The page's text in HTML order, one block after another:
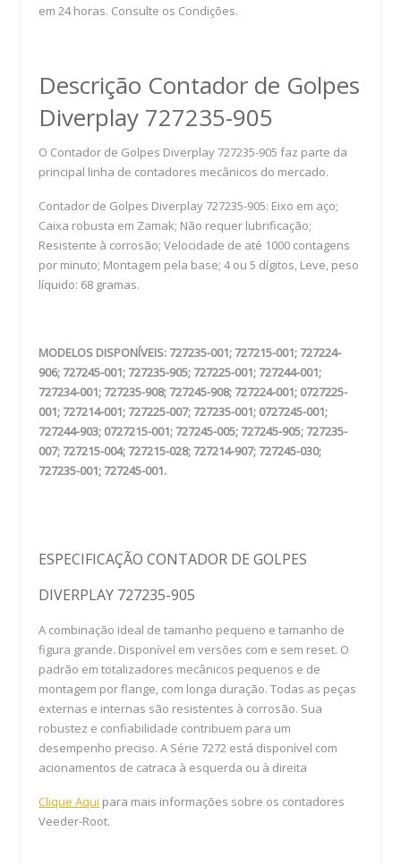
em 24 horas. Consulte os Condições.
Descrição Contador de Golpes
Diverplay 727235-905
O Contador de Golpes Diverplay 727235-905 faz parte da
principal linha de contadores mecânicos do mercado.
Contador de Golpes Diverplay 727235-905: Eixo em aço;
Caixa robusta em Zamak; Não requer lubrificação;
Resistente à corrosão; Velocidade de até 1000 contagens
por minuto; Montagem pela base; 4 ou 5 dígitos, Leve, peso
líquido: 68 gramas.
MODELOS DISPONÍVEIS: 727235-001; 727215-001; 727224-
906; 727245-001; 727235-905; 727225-001; 727244-001;
727234-001; 727235-908; 727245-908; 727224-001; 0727225-
001; 727214-001; 727225-007; 727235-001; 0727245-001;
727244-903; 0727215-001; 727245-005; 727245-905; 727235-
007; 727215-004; 727215-028; 727214-907; 727245-030;
727235-001; 727245-001.
ESPECIFICAÇÃO CONTADOR DE GOLPES
DIVERPLAY 727235-905
A combinação ideal de tamanho pequeno e tamanho de
figura grande. Disponível em versões com e sem reset. O
padrão em totalizadores mecânicos pequenos e de
montagem por flange, com longa duração. Todas as peças
externas e internas são resistentes à corrosão. Sua
robustez e confiabilidade contribuem para um
desempenho preciso. A Série 7272 está disponível com
acionamentos de catraca à esquerda ou à direita
Clique Aqui para mais informações sobre os contadores
Veeder-Root.